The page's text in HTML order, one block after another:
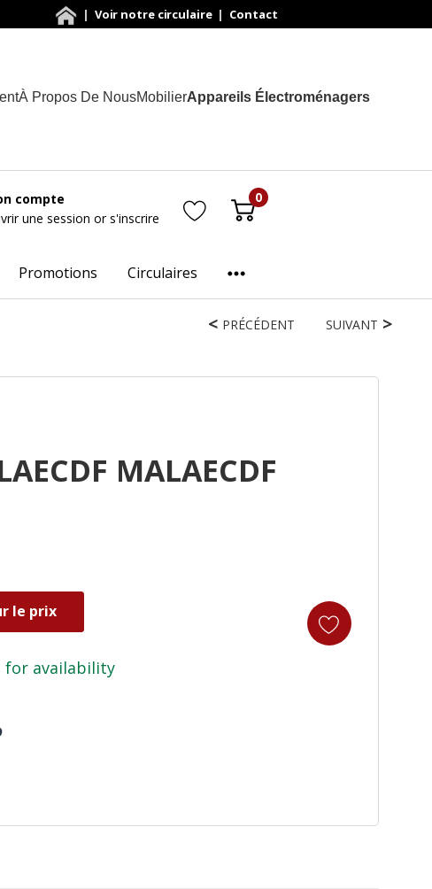
| Voir notre circulaire | Contact
À Propos De NousMobilierAppareils Électroménagers
compte
une session or s'inscrire
0
Promotions Circulaires
PRÉCÉDENT SUIVANT
MALAECDF
le prix
for availability